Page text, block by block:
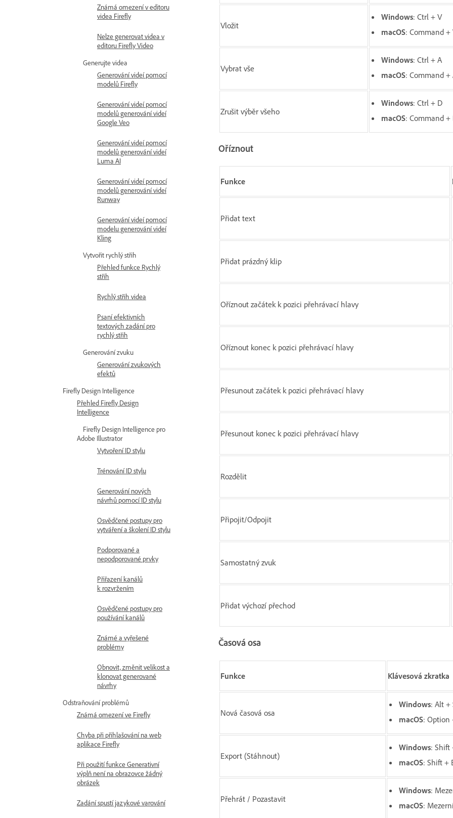
Známá omezení v editoru
videa Firefly
Nelze generovat videa v
editoru Firefly Video
Generujte videa
Generování videí pomocí
modelů Firefly
Generování videí pomocí
modelů generování videí
Google Veo
Generování videí pomocí
modelů generování videí
Luma AI
Generování videí pomocí
modelů generování videí
Runway
Generování videí pomocí
modelu generování videí
Kling
Vytvořit rychlý střih
Přehled funkce Rychlý
střih
Rychlý střih videa
Psaní efektivních
textových zadání pro
rychlý střih
Generování zvuku
Generování zvukových
efektů
Firefly Design Intelligence
Přehled Firefly Design
Intelligence
Firefly Design Intelligence pro
Adobe Illustrator
Vytvoření ID stylu
Trénování ID stylu
Generování nových
návrhů pomocí ID stylu
Osvědčené postupy pro
vytváření a školení ID stylu
Podporované a
nepodporované prvky
Přiřazení kanálů
k rozvržením
Osvědčené postupy pro
používání kanálů
Známé a vyřešené
problémy
Obnovit, změnit velikost a
klonovat generované
návrhy
Odstraňování problémů
Známá omezení ve Firefly
Chyba při přihlašování na web
aplikace Firefly
Při použití funkce Generativní
výplň není na obrazovce žádný
obrázek
Zadání spustí jazykové varování
Vložit
Windows: Ctrl + V
macOS: Command +
Vybrat vše
Windows: Ctrl + A
macOS: Command +
Zrušit výběr všeho
Windows: Ctrl + D
macOS: Command +
Oříznout
Funkce
Přidat text
Přidat prázdný klip
Oříznout začátek k pozici přehrávací hlavy
Oříznout konec k pozici přehrávací hlavy
Přesunout začátek k pozici přehrávací hlavy
Přesunout konec k pozici přehrávací hlavy
Rozdělit
Připojit/Odpojit
Samostatný zvuk
Přidat výchozí přechod
Časová osa
Funkce Klávesová zkratka
Nová časová osa
Windows: Alt +
macOS: Option
Export (Stáhnout)
Windows: Shift
macOS: Shift +
Přehrát / Pozastavit
Windows:
macOS: